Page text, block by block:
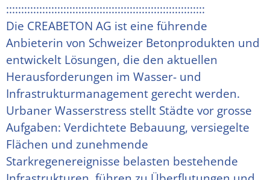
::::::::::::::::::::::::::::::::::::::::::::::::::::::::::::::::::
Die CREABETON AG ist eine führende
Anbieterin von Schweizer Betonprodukten und
entwickelt Lösungen, die den aktuellen
Herausforderungen im Wasser- und
Infrastrukturmanagement gerecht werden.
Urbaner Wasserstress stellt Städte vor grosse
Aufgaben: Verdichtete Bebauung, versiegelte
Flächen und zunehmende
Starkregenereignisse belasten bestehende